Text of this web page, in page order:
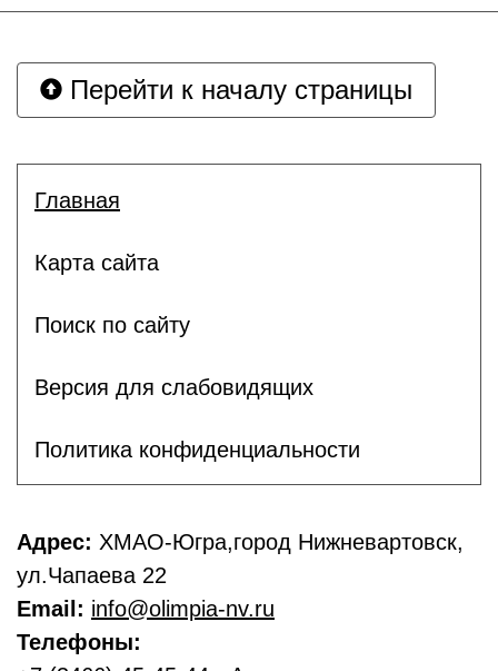
Перейти к началу страницы
Главная
Карта сайта
Поиск по сайту
Версия для слабовидящих
Политика конфиденциальности
Адрес: ХМАО-Югра,город Нижневартовск,
ул.Чапаева 22
Email: info@olimpia-nv.ru
Телефоны: